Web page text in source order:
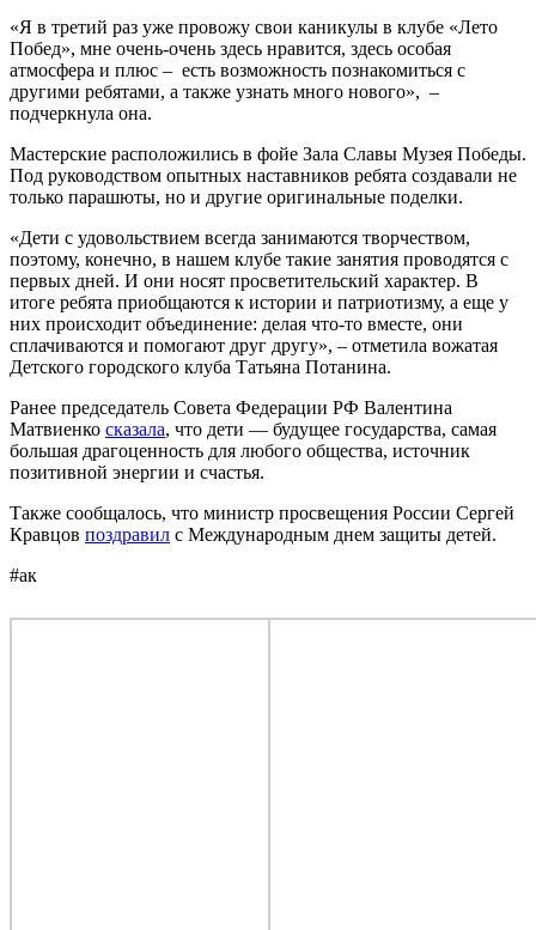
«Я в третий раз уже провожу свои каникулы в клубе «Лето
Побед», мне очень-очень здесь нравится, здесь особая
атмосфера и плюс – есть возможность познакомиться с
другими ребятами, а также узнать много нового», –
подчеркнула она.
Мастерские расположились в фойе Зала Славы Музея Победы.
Под руководством опытных наставников ребята создавали не
только парашюты, но и другие оригинальные поделки.
«Дети с удовольствием всегда занимаются творчеством,
поэтому, конечно, в нашем клубе такие занятия проводятся с
первых дней. И они носят просветительский характер. В
итоге ребята приобщаются к истории и патриотизму, а еще у
них происходит объединение: делая что-то вместе, они
сплачиваются и помогают друг другу», – отметила вожатая
Детского городского клуба Татьяна Потанина.
Ранее председатель Совета Федерации РФ Валентина
Матвиенко сказала, что дети — будущее государства, самая
большая драгоценность для любого общества, источник
позитивной энергии и счастья.
Также сообщалось, что министр просвещения России Сергей
Кравцов поздравил с Международным днем защиты детей.
#ак